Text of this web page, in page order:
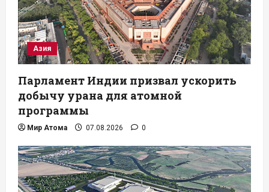
Азия
Парламент Индии призвал ускорить
добычу урана для атомной
программы
Мир Атома 07.08.2026 0